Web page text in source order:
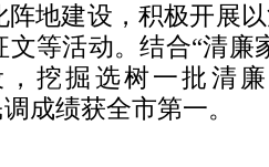
阵地建设，积极开展
等活动。结合“清廉
挖掘选树一批清
成绩获全市第一。